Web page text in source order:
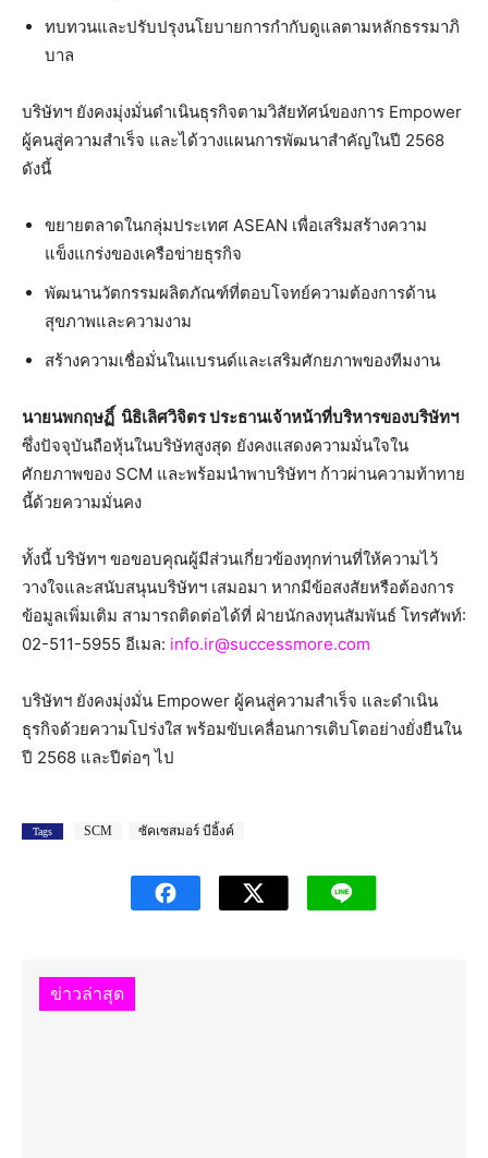
ทบทวนและปรับปรุงนโยบายการกำกับดูแลตามหลักธรรมาภิ
บาล
บริษัทฯ ยังคงมุ่งมั่นดำเนินธุรกิจตามวิสัยทัศน์ของการ Empower
ผู้คนสู่ความสำเร็จ และได้วางแผนการพัฒนาสำคัญในปี 2568
ดังนี้
ขยายตลาดในกลุ่มประเทศ ASEAN เพื่อเสริมสร้างความ
แข็งแกร่งของเครือข่ายธุรกิจ
พัฒนานวัตกรรมผลิตภัณฑ์ที่ตอบโจทย์ความต้องการด้าน
สุขภาพและความงาม
สร้างความเชื่อมั่นในแบรนด์และเสริมศักยภาพของทีมงาน
นายนพกฤษฏิ์ นิธิเลิศวิจิตร ประธานเจ้าหน้าที่บริหารของบริษัทฯ
ซึ่งปัจจุบันถือหุ้นในบริษัทสูงสุด ยังคงแสดงความมั่นใจใน
ศักยภาพของ SCM และพร้อมนำพาบริษัทฯ ก้าวผ่านความท้าทาย
นี้ด้วยความมั่นคง
ทั้งนี้ บริษัทฯ ขอขอบคุณผู้มีส่วนเกี่ยวข้องทุกท่านที่ให้ความไว้
วางใจและสนับสนุนบริษัทฯ เสมอมา หากมีข้อสงสัยหรือต้องการ
ข้อมูลเพิ่มเติม สามารถติดต่อได้ที่ ฝ่ายนักลงทุนสัมพันธ์ โทรศัพท์:
02-511-5955 อีเมล: info.ir@successmore.com
บริษัทฯ ยังคงมุ่งมั่น Empower ผู้คนสู่ความสำเร็จ และดำเนิน
ธุรกิจด้วยความโปร่งใส พร้อมขับเคลื่อนการเติบโตอย่างยั่งยืนใน
ปี 2568 และปีต่อๆ ไป
Tags SCM ซัคเซสมอร์ บีอิ้งค์
ข่าวล่าสุด